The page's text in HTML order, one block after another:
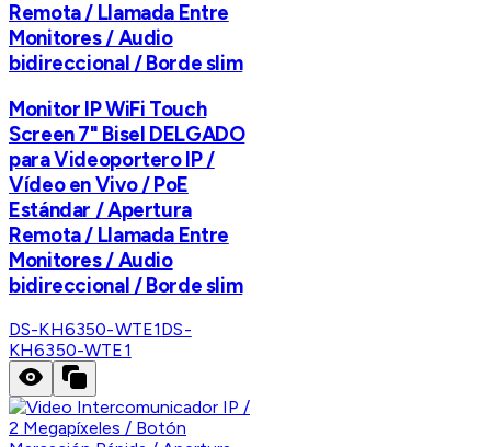
Remota / Llamada Entre
Monitores / Audio
bidireccional / Borde slim
Monitor IP WiFi Touch
Screen 7" Bisel DELGADO
para Videoportero IP /
Vídeo en Vivo / PoE
Estándar / Apertura
Remota / Llamada Entre
Monitores / Audio
bidireccional / Borde slim
DS-KH6350-WTE1DS-
KH6350-WTE1